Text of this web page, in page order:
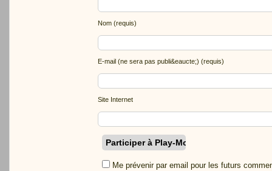
Nom (requis)
E-mail (ne sera pas publi&eaucte;) (requis)
Site Internet
Me prévenir par email pour les futurs